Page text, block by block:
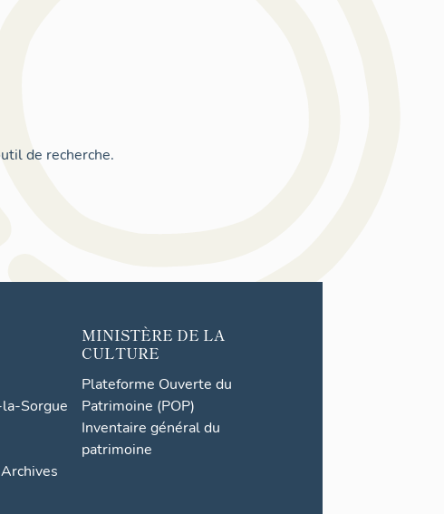
de recherche.
Sorgue
MINISTÈRE DE LA
CULTURE
Plateforme Ouverte du
Patrimoine (POP)
Inventaire général du
patrimoine